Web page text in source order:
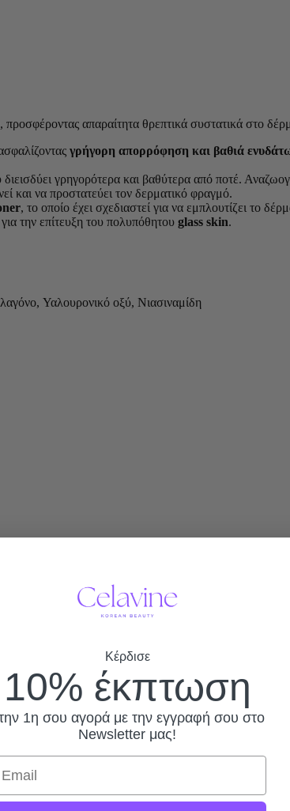
απαραίτητα θρεπτικά συστατικά στο
γρήγορη απορρόφηση και βαθιά
διεισδύει γρηγορότερα και βαθύτερα από ποτέ.
και να προστατεύει τον δερματικό φραγμό.
, το οποίο έχει σχεδιαστεί για να εμπλουτίζει το
την επίτευξη του πολυπόθητου glass skin.
Υαλουρονικό οξύ, Νιασιναμίδη
Κέρδισε
10% έκπτωση
1η σου αγορά με την εγγραφή σου στο
Newsletter μας!